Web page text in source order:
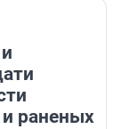
раненых